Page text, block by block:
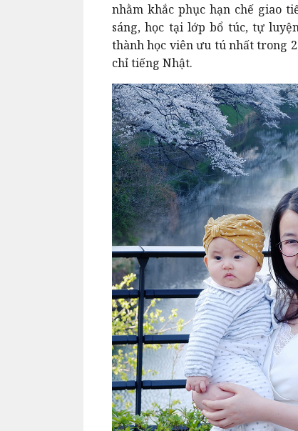
nhằm khắc phục hạn chế giao
sáng, học tại lớp bổ túc, tự
thành học viên ưu tú nhất trong
chỉ tiếng Nhật.